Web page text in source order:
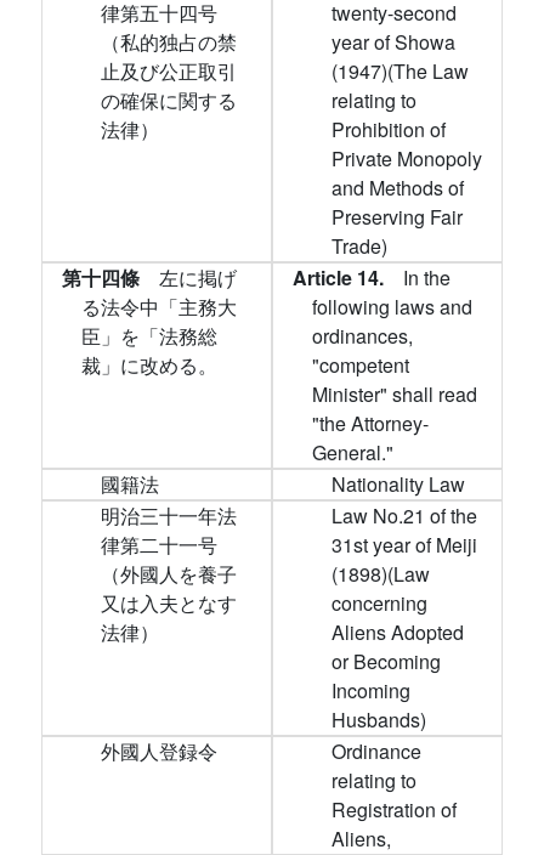
律第五十四号
（私的独占の禁
止及び公正取引
の確保に関する
法律）
twenty-second
year of Showa
(1947)(The Law
relating to
Prohibition of
Private Monopoly
and Methods of
Preserving Fair
Trade)
第十四條 左に掲げ
る法令中「主務大
臣」を「法務総
裁」に改める。
Article 14. In the
following laws and
ordinances,
"competent
Minister" shall read
"the Attorney-
General."
國籍法
Nationality Law
明治三十一年法
律第二十一号
（外國人を養子
又は入夫となす
法律）
Law No.21 of the
31st year of Meiji
(1898)(Law
concerning
Aliens Adopted
or Becoming
Incoming
Husbands)
外國人登録令
Ordinance
relating to
Registration of
Aliens,